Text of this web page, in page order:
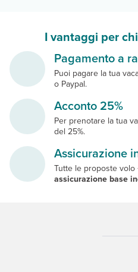
I vantaggi per
Pagamento a
Puoi pagare la tua
o Paypal.
Acconto 25%
Per prenotare la tua
del 25%.
Assicurazione
Tutte le proposte
assicurazione base